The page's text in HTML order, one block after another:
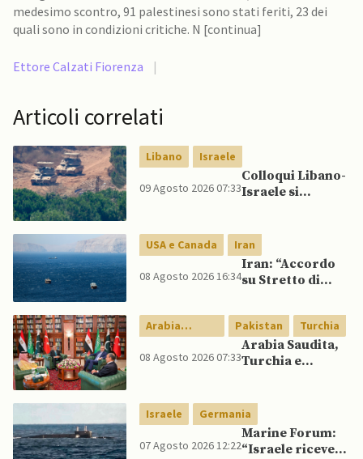
medesimo scontro, 91 palestinesi sono stati feriti, 23 dei
quali sono in condizioni critiche. N [continua]
Ettore Calzati Fiorenza |
Articoli correlati
Libano Israele
09 Agosto 2026 07:33
Colloqui Libano-
Israele si
dopo raid
israeliani nel Sud
USA e Canada Iran
08 Agosto 2026 16:34
Iran: “Accordo
su Stretto di
ma non aprirà il
canale”
Arabia
Saudita
Pakistan Turchia
08 Agosto 2026 07:33
Arabia Saudita,
Turchia e
reciproca
Israele Germania
07 Agosto 2026 12:22
Marine Forum:
“Israele riceve